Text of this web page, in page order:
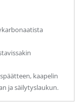
kaapelin
ja säilytyslaukun.